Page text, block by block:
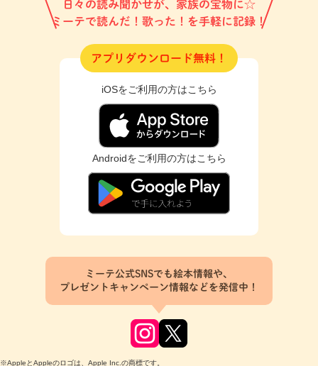
日々の読み聞かせが、家族の宝物に☆
ミーテで読んだ！歌った！を手軽に記録！
アプリダウンロード無料！
iOSをご利用の方はこちら
Androidをご利用の方はこちら
ミーテ公式SNSでも絵本情報や、
プレゼントキャンペーン情報などを発信中！
※AppleとAppleのロゴは、Apple Inc.の商標です。